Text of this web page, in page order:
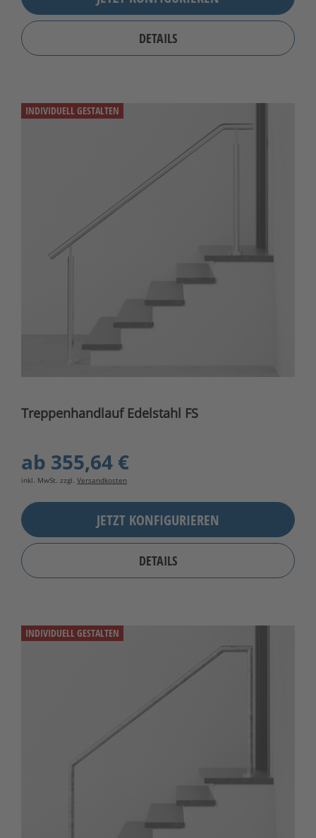
DETAILS
INDIVIDUELL GESTALTEN
Treppenhandlauf Edelstahl FS
ab 355,64 €
inkl. MwSt. zzgl. Versandkosten
JETZT KONFIGURIEREN
DETAILS
INDIVIDUELL GESTALTEN